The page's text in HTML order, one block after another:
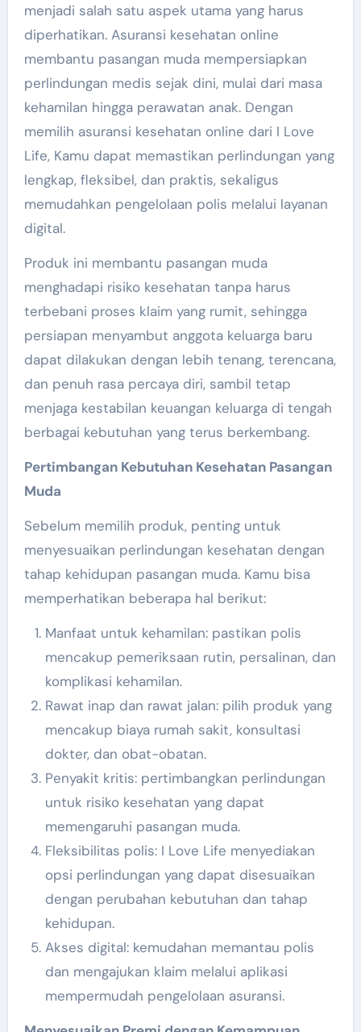
menjadi salah satu aspek utama yang harus
diperhatikan. Asuransi kesehatan online
membantu pasangan muda mempersiapkan
perlindungan medis sejak dini, mulai dari masa
kehamilan hingga perawatan anak. Dengan
memilih asuransi kesehatan online dari I Love
Life, Kamu dapat memastikan perlindungan yang
lengkap, fleksibel, dan praktis, sekaligus
memudahkan pengelolaan polis melalui layanan
digital.
Produk ini membantu pasangan muda
menghadapi risiko kesehatan tanpa harus
terbebani proses klaim yang rumit, sehingga
persiapan menyambut anggota keluarga baru
dapat dilakukan dengan lebih tenang, terencana,
dan penuh rasa percaya diri, sambil tetap
menjaga kestabilan keuangan keluarga di tengah
berbagai kebutuhan yang terus berkembang.
Pertimbangan Kebutuhan Kesehatan Pasangan
Muda
Sebelum memilih produk, penting untuk
menyesuaikan perlindungan kesehatan dengan
tahap kehidupan pasangan muda. Kamu bisa
memperhatikan beberapa hal berikut:
Manfaat untuk kehamilan: pastikan polis
mencakup pemeriksaan rutin, persalinan, dan
komplikasi kehamilan.
Rawat inap dan rawat jalan: pilih produk yang
mencakup biaya rumah sakit, konsultasi
dokter, dan obat-obatan.
Penyakit kritis: pertimbangkan perlindungan
untuk risiko kesehatan yang dapat
memengaruhi pasangan muda.
Fleksibilitas polis: I Love Life menyediakan
opsi perlindungan yang dapat disesuaikan
dengan perubahan kebutuhan dan tahap
kehidupan.
Akses digital: kemudahan memantau polis
dan mengajukan klaim melalui aplikasi
mempermudah pengelolaan asuransi.